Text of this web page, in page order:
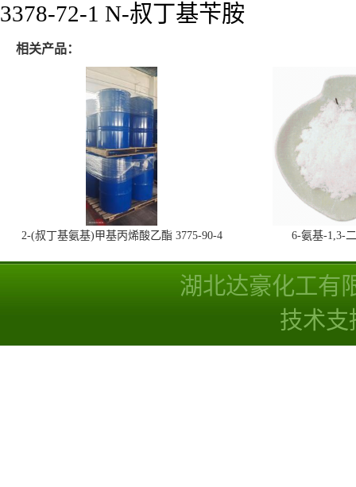
3378-72-1 N-叔丁基苄胺
相关产品：
2-(叔丁基氨基)甲基丙烯酸乙酯 3775-90-4 6-氨基-1,3-
湖北达豪化工有
技术